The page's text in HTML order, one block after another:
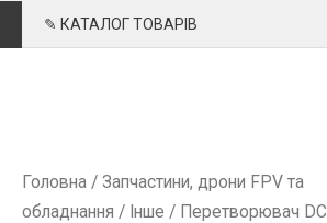
✎ КАТАЛОГ ТОВАРІВ
Головна / Запчастини, дрони FPV та
обладнання / Інше / Перетворювач